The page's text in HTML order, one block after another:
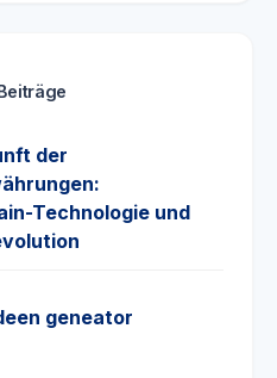
der
Technologie und
geneator